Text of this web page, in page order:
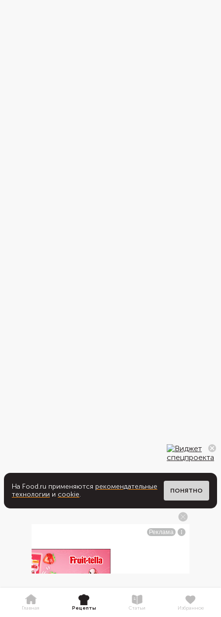
На Food.ru применяются рекомендательные
технологии и cookie. ПОНЯТНО
Главная Рецепты Статьи Избранное